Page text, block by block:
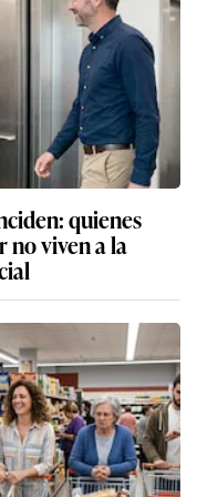
quienes
no viven a la